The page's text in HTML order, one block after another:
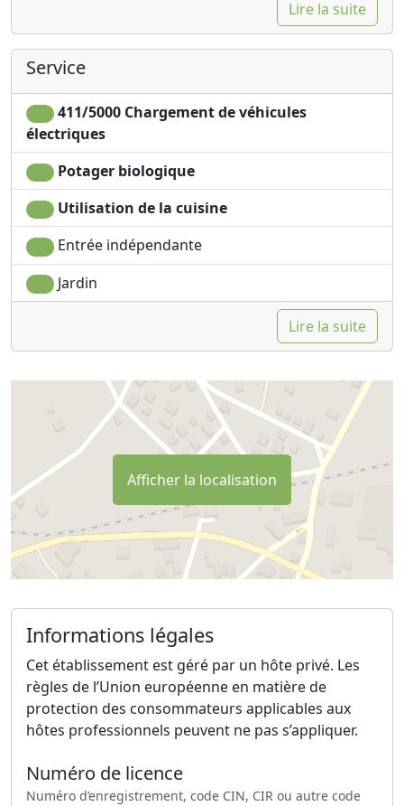
Lire la suite
Service
411/5000 Chargement de véhicules
électriques
Potager biologique
Utilisation de la cuisine
Entrée indépendante
Jardin
Lire la suite
Afficher la localisation
Informations légales
Cet établissement est géré par un hôte privé. Les
règles de l’Union européenne en matière de
protection des consommateurs applicables aux
hôtes professionnels peuvent ne pas s’appliquer.
Numéro de licence
Numéro d’enregistrement, code CIN, CIR ou autre code